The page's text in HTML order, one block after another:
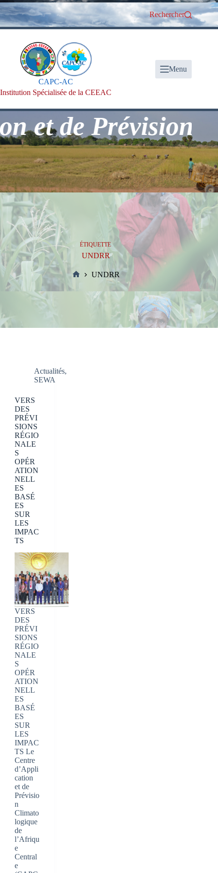
Passer
au
contenu
Rechercher
CAPC-AC
Institution Spécialisée de la CEEAC
Menu
de Prévision
ÉTIQUETTE
UNDRR
UNDRR
Actualités,
SEWA
VERS
DES
PRÉVI
SIONS
RÉGIO
NALE
S
OPÉR
ATION
NELL
ES
BASÉ
ES
SUR
LES
IMPAC
TS
VERS
DES
PRÉVI
SIONS
RÉGIO
NALE
S
OPÉR
ATION
NELL
ES
BASÉ
ES
SUR
LES
IMPAC
TS Le
Centre
d’Appli
cation
et de
Prévisio
n
Climato
logique
de
l’Afriqu
e
Central
e